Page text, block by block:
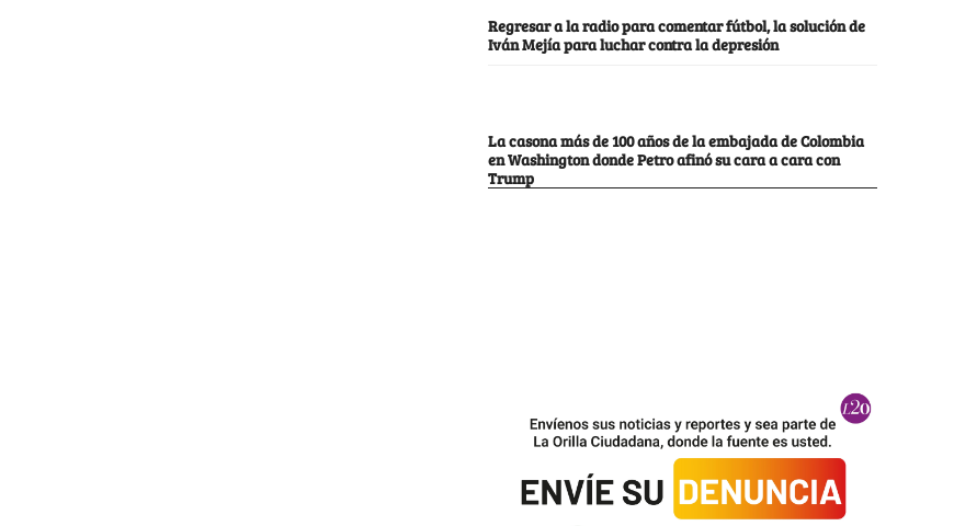
Regresar a la radio para comentar fútbol, la solución de
Iván Mejía para luchar contra la depresión
La casona más de 100 años de la embajada de Colombia
en Washington donde Petro afinó su cara a cara con
Trump